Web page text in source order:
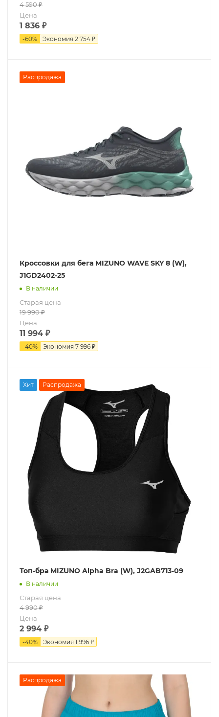
4 590₽
Цена
1 836 ₽
-60% Экономия 2 754 ₽
Распродажа
Кроссовки для бега MIZUNO WAVE SKY 8 (W),
J1GD2402-25
В наличии
Старая цена
19 990₽
Цена
11 994 ₽
-40% Экономия 7 996 ₽
Хит Распродажа
Топ-бра MIZUNO Alpha Bra (W), J2GAB713-09
В наличии
Старая цена
4 990₽
Цена
2 994 ₽
-40% Экономия 1 996 ₽
Распродажа